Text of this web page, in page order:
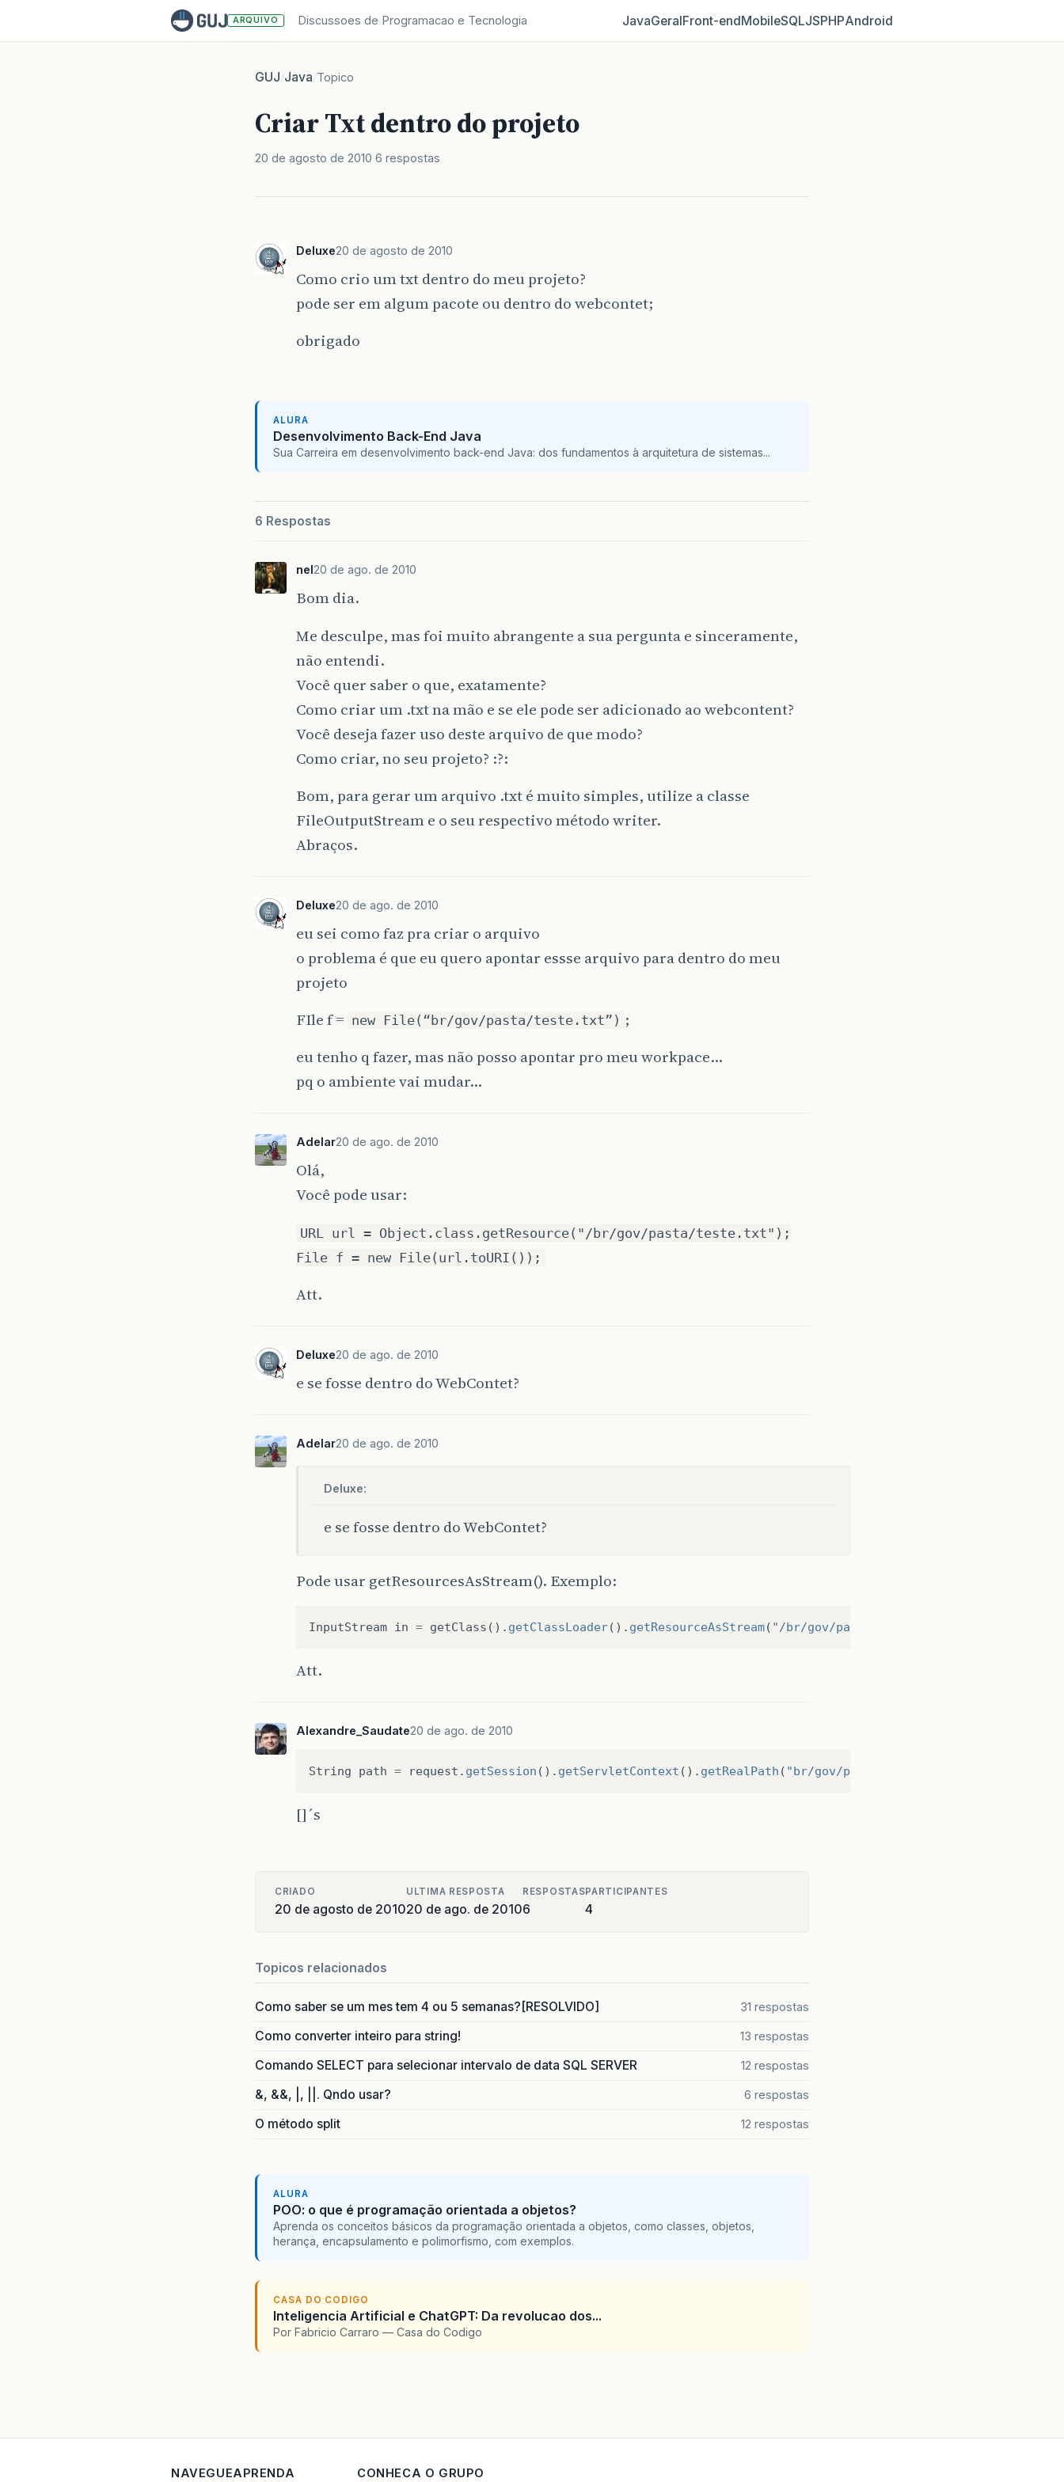
ARQUIVO Discussoes de Programacao e Tecnologia JavaGeralFront‑endMobileSQLJSPHPAndroid
GUJ/Java/Topico
Criar Txt dentro do projeto
20 de agosto de 2010 6 respostas
Deluxe20 de agosto de 2010
Como crio um txt dentro do meu projeto?
pode ser em algum pacote ou dentro do webcontet;
obrigado
ALURA
Desenvolvimento Back-End Java
Sua Carreira em desenvolvimento back-end Java: dos fundamentos à arquitetura de sistemas...
6 Respostas
nel20 de ago. de 2010
Bom dia.
Me desculpe, mas foi muito abrangente a sua pergunta e sinceramente,
não entendi.
Você quer saber o que, exatamente?
Como criar um .txt na mão e se ele pode ser adicionado ao webcontent?
Você deseja fazer uso deste arquivo de que modo?
Como criar, no seu projeto? :?:
Bom, para gerar um arquivo .txt é muito simples, utilize a classe
FileOutputStream e o seu respectivo método writer.
Abraços.
Deluxe20 de ago. de 2010
eu sei como faz pra criar o arquivo
o problema é que eu quero apontar essse arquivo para dentro do meu
projeto
FIle f = new File(“br/gov/pasta/teste.txt”) ;
eu tenho q fazer, mas não posso apontar pro meu workpace…
pq o ambiente vai mudar…
Adelar20 de ago. de 2010
Olá,
Você pode usar:
URL url = Object.class.getResource("/br/gov/pasta/teste.txt");
File f = new File(url.toURI());
Att.
Deluxe20 de ago. de 2010
e se fosse dentro do WebContet?
Adelar20 de ago. de 2010
Deluxe:
e se fosse dentro do WebContet?
Pode usar getResourcesAsStream(). Exemplo:
InputStream in = getClass (). getClassLoader(). getResourceAsStream( "/br/gov/pasta/teste.txt"
Att.
Alexandre_Saudate20 de ago. de 2010
String path = request . getSession (). getServletContext (). getRealPath ( "br/gov/pasta/teste.txt"
[]´s
CRIADO
20 de agosto de 2010
ULTIMA RESPOSTA
20 de ago. de 2010
RESPOSTAS
6
PARTICIPANTES
4
Topicos relacionados
Como saber se um mes tem 4 ou 5 semanas?[RESOLVIDO] 31 respostas
Como converter inteiro para string! 13 respostas
Comando SELECT para selecionar intervalo de data SQL SERVER 12 respostas
&, &&, |, ||. Qndo usar? 6 respostas
O método split 12 respostas
ALURA
POO: o que é programação orientada a objetos?
Aprenda os conceitos básicos da programação orientada a objetos, como classes, objetos,
herança, encapsulamento e polimorfismo, com exemplos.
CASA DO CODIGO
Inteligencia Artificial e ChatGPT: Da revolucao dos...
Por Fabricio Carraro — Casa do Codigo
NAVEGUEAPRENDA CONHECA O GRUPO